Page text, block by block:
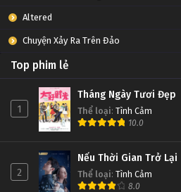
Altered
Chuyện Xảy Ra Trên Đảo
Top phim lẻ
1
Tháng Ngày Tươi Đẹp
Thể loại: Tình Cảm
10.0
2
Nếu Thời Gian Trở Lại
Thể loại: Tình Cảm
8.0